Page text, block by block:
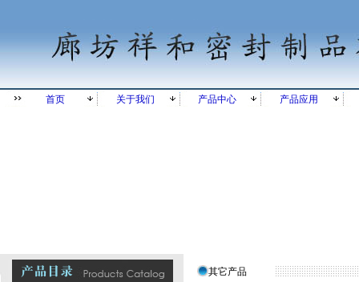
首页 关于我们 产品中心 产品应用
其它产品